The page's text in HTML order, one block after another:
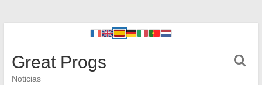
Great Progs
Noticias